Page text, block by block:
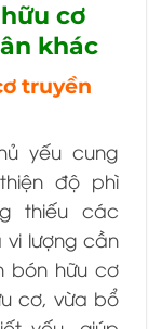
cơ
khác
truyền
yếu cung
độ phì
thiếu các
vi lượng cần
bón hữu cơ
cơ, vừa bổ